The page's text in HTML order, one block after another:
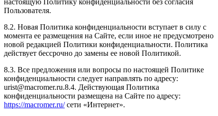
Пользователя.
8.2. Новая Политика конфиденциальности вступает в силу с
момента ее размещения на Сайте, если иное не предусмотрено
новой редакцией Политики конфиденциальности. Политика
действует бессрочно до замены ее новой Политикой.
8.3. Все предложения или вопросы по настоящей Политике
конфиденциальности следует направлять по адресу:
urist@macromer.ru.8.4. Действующая Политика
конфиденциальности размещена на Сайте по адресу:
https://macromer.ru/сети «Интернет».